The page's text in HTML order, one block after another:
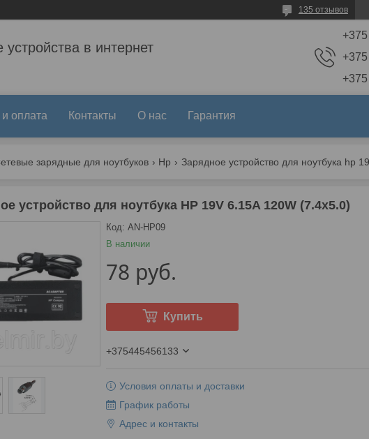
135 отзывов
в интернет
оплата Контакты О нас Гарантия
зарядные для ноутбуков Hp
устройство для ноутбука HP 19V 6.15A 120W (7.4x5.0)
В наличии
Код: AN-HP09
78 руб.
Купить
+375445456133
Условия оплаты и доставки
График работы
Адрес и контакты